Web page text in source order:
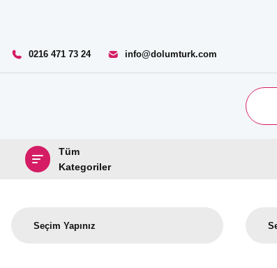
0216 471 73 24 info@dolumturk.com
Tüm
Kategoriler